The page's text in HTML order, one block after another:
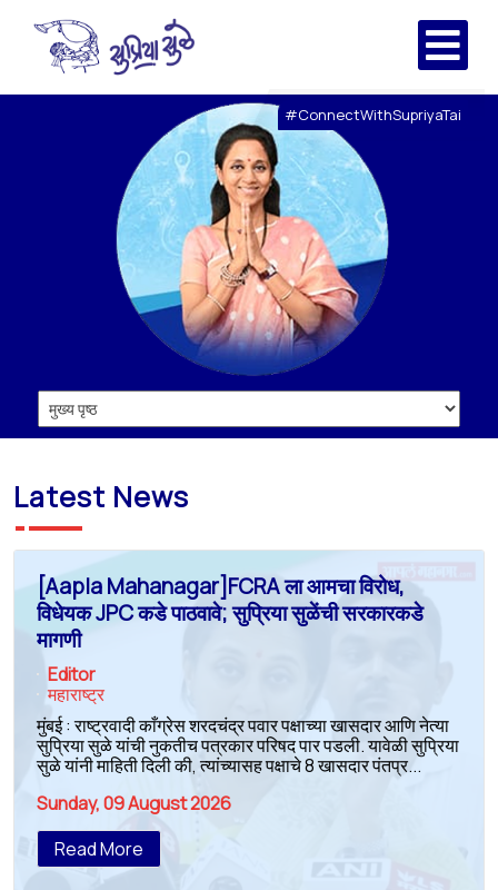
#ConnectWithSupriyaTai
Latest News
[Aapla Mahanagar]FCRA ला आमचा विरोध,
विधेयक JPC कडे पाठवावे; सुप्रिया सुळेंची सरकारकडे
मागणी
Editor
महाराष्ट्र
मुंबई : राष्ट्रवादी काँग्रेस शरदचंद्र पवार पक्षाच्या खासदार आणि नेत्या
सुप्रिया सुळे यांची नुकतीच पत्रकार परिषद पार पडली. यावेळी सुप्रिया
सुळे यांनी माहिती दिली की, त्यांच्यासह पक्षाचे 8 खासदार पंतप्र...
Sunday, 09 August 2026
Read More